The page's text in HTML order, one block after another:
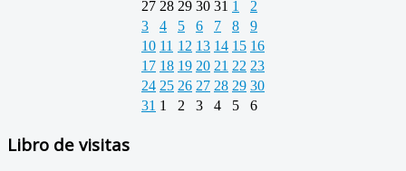
27 28 29 30 31 1
2
3
4 5 6 7 8
9
10 11 12 13 14 15 16
17 18 19 20 21 22 23
24 25 26 27 28 29 30
31 1 2 3 4 5 6
Libro de visitas